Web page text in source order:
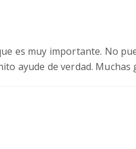
es muy importante. No
ayude de verdad. Muchas